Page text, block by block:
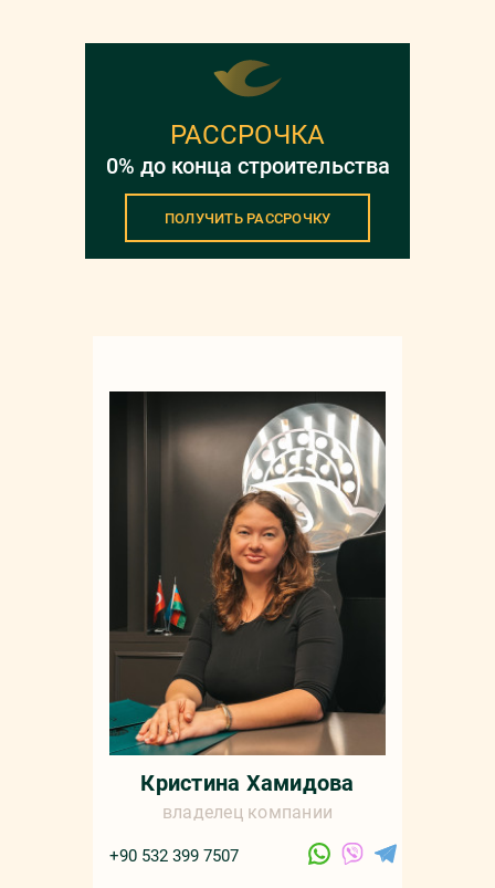
РАССРОЧКА
0% до конца строительства
ПОЛУЧИТЬ РАССРОЧКУ
Кристина Хамидова
владелец компании
+90 532 399 7507